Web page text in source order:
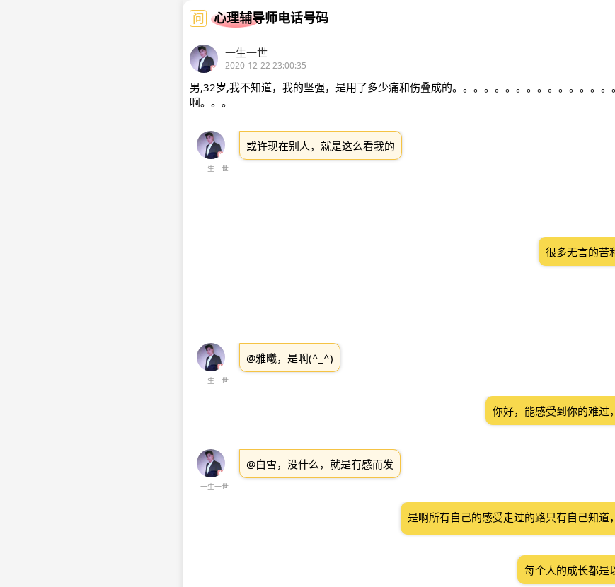
问 心理辅导师电话号码
一生一世
2020-12-22 23:00:35
男,32岁,我不知道，我的坚强，是用了多少痛和伤叠成的。。。。。。。。。。。。。。
啊。。。
一生一世
或许现在别人，就是这么看我的
很多无言的苦
一生一世
@雅曦，是啊(^_^)
你好，能感受到你的难过
一生一世
@白雪，没什么，就是有感而发
是啊所有自己的感受走过的路只有自己知
每个人的成长都是